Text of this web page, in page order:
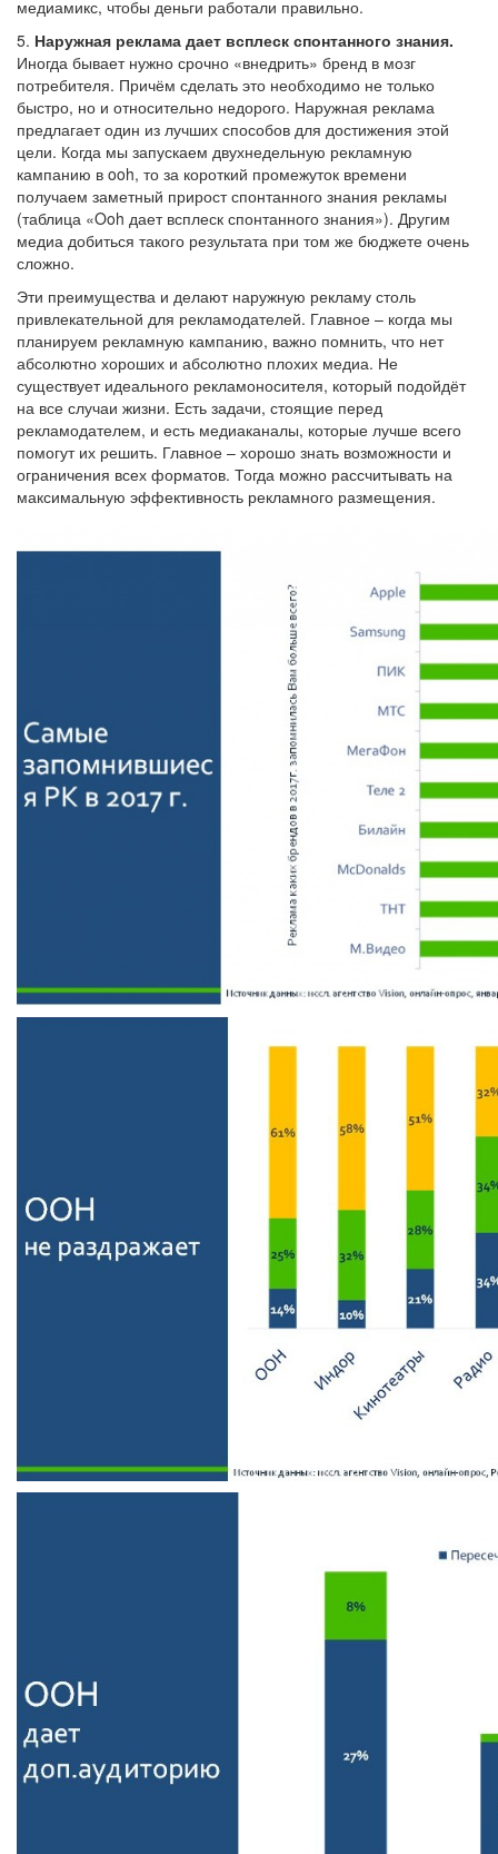
медиамикс, чтобы деньги работали правильно.
5. Наружная реклама дает всплеск спонтанного знания.
Иногда бывает нужно срочно «внедрить» бренд в мозг
потребителя. Причём сделать это необходимо не только
быстро, но и относительно недорого. Наружная реклама
предлагает один из лучших способов для достижения этой
цели. Когда мы запускаем двухнедельную рекламную
кампанию в ooh, то за короткий промежуток времени
получаем заметный прирост спонтанного знания рекламы
(таблица «Ooh дает всплеск спонтанного знания»). Другим
медиа добиться такого результата при том же бюджете очень
сложно.
Эти преимущества и делают наружную рекламу столь
привлекательной для рекламодателей. Главное – когда мы
планируем рекламную кампанию, важно помнить, что нет
абсолютно хороших и абсолютно плохих медиа. Не
существует идеального рекламоносителя, который подойдёт
на все случаи жизни. Есть задачи, стоящие перед
рекламодателем, и есть медиаканалы, которые лучше всего
помогут их решить. Главное – хорошо знать возможности и
ограничения всех форматов. Тогда можно рассчитывать на
максимальную эффективность рекламного размещения.